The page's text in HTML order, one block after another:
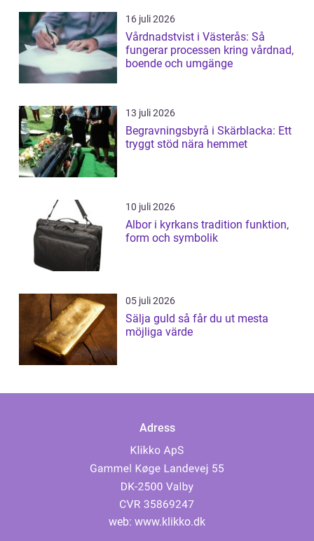
16 juli 2026
Vårdnadstvist i Västerås: Så
fungerar processen kring vårdnad,
boende och umgänge
13 juli 2026
Begravningsbyrå i Skärblacka: Ett
tryggt stöd nära hemmet
10 juli 2026
Albor i kyrkans tradition funktion,
form och symbolik
05 juli 2026
Sälja guld så får du ut mesta
möjliga värde
Adress
web: www.klikko.dk